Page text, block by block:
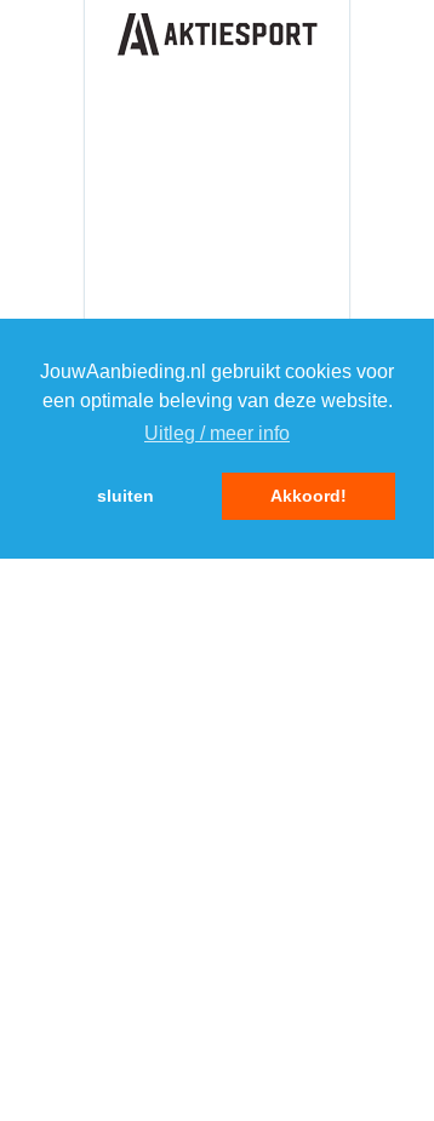
JouwAanbieding.nl gebruikt cookies voor
een optimale beleving van deze website.
Uitleg / meer info
sluiten Akkoord!
ELEKTRONICA
1